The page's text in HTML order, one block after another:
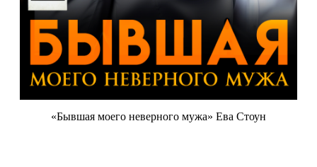
«Бывшая моего неверного мужа» Ева Стоун